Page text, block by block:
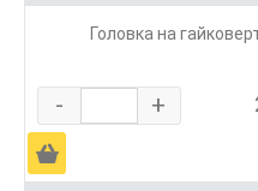
Головка на
- +
Ä